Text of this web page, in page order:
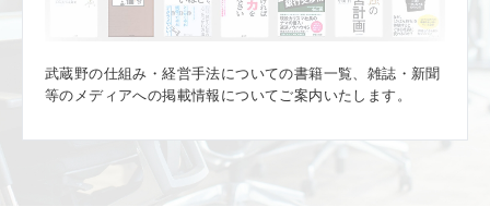
武蔵野の仕組み・経営手法についての書籍一覧、雑誌・新聞
等のメディアへの掲載情報についてご案内いたします。